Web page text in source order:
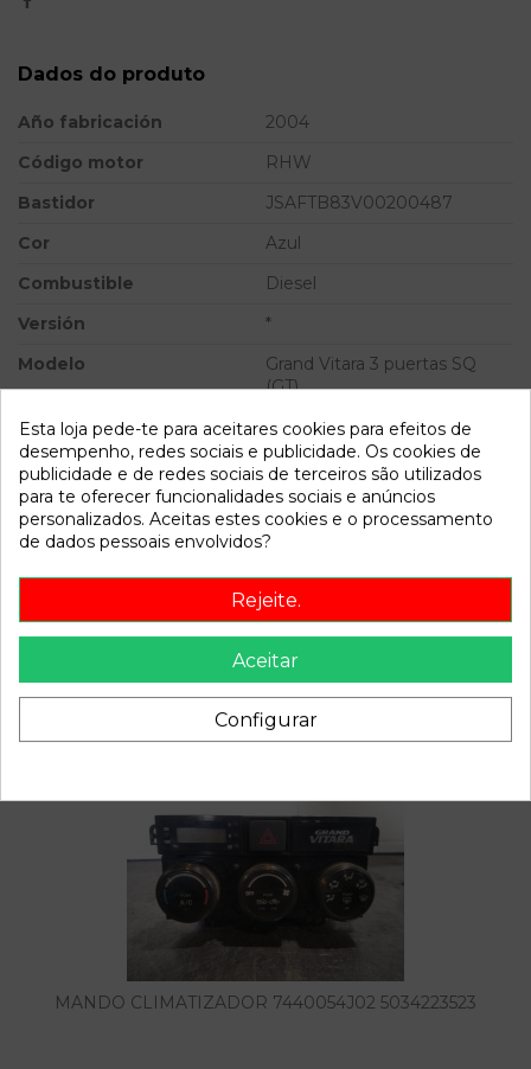
Dados do produto
Año fabricación
2004
Código motor
RHW
Bastidor
JSAFTB83V00200487
Cor
Azul
Combustible
Diesel
Versión
*
Modelo
Grand Vitara 3 puertas SQ
(GT)
Referência 800350
Disponível a partir de: 2022-04-06
Descrição
Recambio de cardan delantero para suzuki grand vitara 3
puertas sq (gt) referencia OEM IAM
Também poderá gostar
MANDO CLIMATIZADOR 7440054J02 5034223523
Esta loja pede-te para aceitares cookies para efeitos de
desempenho, redes sociais e publicidade. Os cookies de
publicidade e de redes sociais de terceiros são utilizados
para te oferecer funcionalidades sociais e anúncios
personalizados. Aceitas estes cookies e o processamento
de dados pessoais envolvidos?
Rejeite.
Aceitar
Configurar